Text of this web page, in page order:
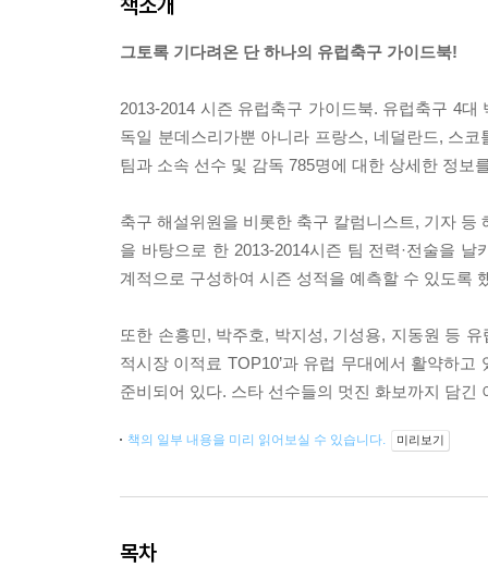
그토록 기다려온 단 하나의 유럽축구 가이드북!
2013-2014 시즌 유럽축구 가이드북. 유럽축구 4
독일 분데스리가뿐 아니라 프랑스, 네덜란드, 스
팀과 소속 선수 및 감독 785명에 대한 상세한 정보
축구 해설위원을 비롯한 축구 칼럼니스트, 기자
을 바탕으로 한 2013-2014시즌 팀 전력·전술을
계적으로 구성하여 시즌 성적을 예측할 수 있도록
또한 손흥민, 박주호, 박지성, 기성용, 지동원 등
적시장 이적료 TOP10’과 유럽 무대에서 활약하고
준비되어 있다. 스타 선수들의 멋진 화보까지 담
책의 일부 내용을 미리 읽어보실 수 있습니다. 미리보기
목차